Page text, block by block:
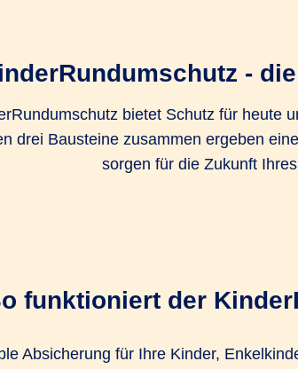
-
bietet Schutz für heute
drei Bausteine zusammen ergeben
sorgen für die Zukunft
funktioniert der
Absicherung für Ihre Kinder,